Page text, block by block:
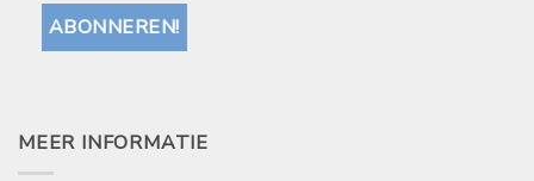
MEER INFORMATIE